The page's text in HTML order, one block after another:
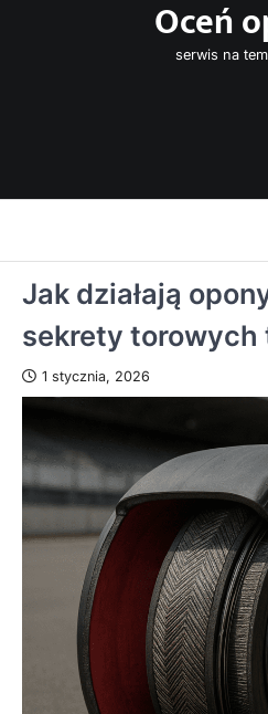
Oceń
serwis na
Jak działają
sekrety
1 stycznia, 2026